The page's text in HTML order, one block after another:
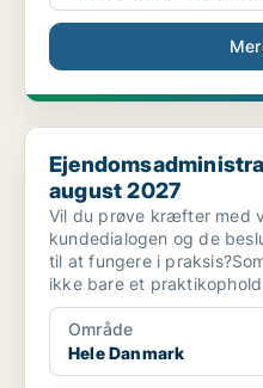
Ejendomsadministrator
august 2027
Vil du prøve kræfter med
kundedialogen og de
til at fungere i
ikke bare et
Område
Hele Danmark